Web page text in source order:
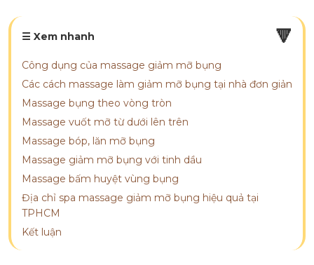
☰ Xem nhanh 🔻
Công dụng của massage giảm mỡ bụng
Các cách massage làm giảm mỡ bụng tại nhà đơn giản
Massage bụng theo vòng tròn
Massage vuốt mỡ từ dưới lên trên
Massage bóp, lăn mỡ bụng
Massage giảm mỡ bụng với tinh dầu
Massage bấm huyệt vùng bụng
Địa chỉ spa massage giảm mỡ bụng hiệu quả tại
TPHCM
Kết luận